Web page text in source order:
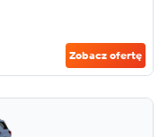
Zobacz ofertę